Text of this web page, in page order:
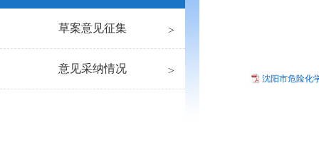
草案意见征集
意见采纳情况
沈阳市危险化